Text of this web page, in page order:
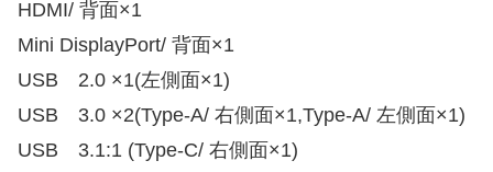
HDMI/ 背面×1
Mini DisplayPort/ 背面×1
USB 2.0 ×1(左側面×1)
USB 3.0 ×2(Type-A/ 右側面×1,Type-A/ 左側面×1)
USB 3.1:1 (Type-C/ 右側面×1)